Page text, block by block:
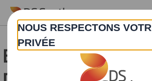
Skip to main content
Blockchain :
poulets, vous êtes